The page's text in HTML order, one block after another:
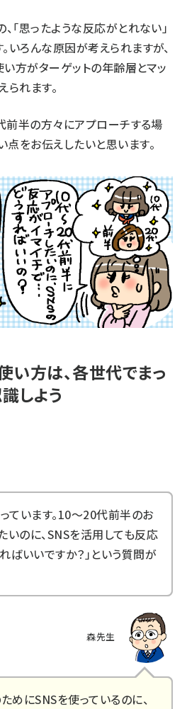
「思ったような反応がとれない」
いろんな原因が考えられますが、
い方がターゲットの年齢層とマッ
られます。
前半の方々にアプローチする場
をお伝えしたいと思います。
い方は、各世代でまっ
しよう
ています。10～20代前半のお
のに、SNSを活用しても反応
ばいいですか？」という質問が
森先生
めにSNSを使っているのに、